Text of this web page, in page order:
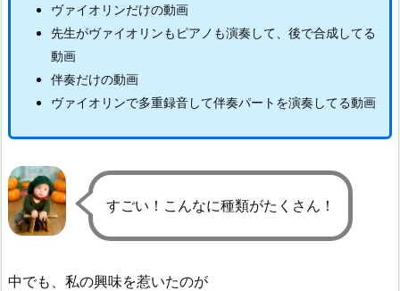
ヴァイオリンだけの動画
先生がヴァイオリンもピアノも演奏して、後で合成してる
動画
伴奏だけの動画
ヴァイオリンで多重録音して伴奏パートを演奏してる動画
すごい！こんなに種類がたくさん！
中でも、私の興味を惹いたのが